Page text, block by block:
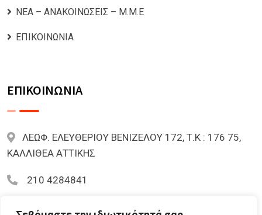
ΝΕΑ – ΑΝΑΚΟΙΝΩΣΕΙΣ – Μ.Μ.Ε
ΕΠΙΚΟΙΝΩΝΙΑ
ΕΠΙΚΟΙΝΩΝΙΑ
ΛΕΩΦ. ΕΛΕΥΘΕΡΙΟΥ ΒΕΝΙΖΕΛΟΥ 172, Τ.Κ : 176 75,
ΚΑΛΛΙΘΕΑ ΑΤΤΙΚΗΣ
210 4284841
mariazoi.powernumbers@gmail.com